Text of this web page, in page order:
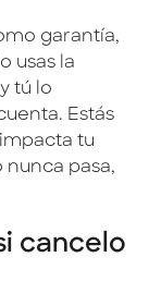
garantía,
usas la
tú lo
Estás
tu
pasa,
cancelo